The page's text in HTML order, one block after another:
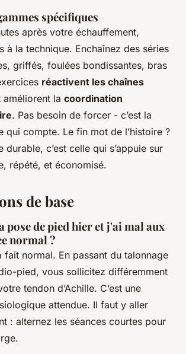
spécifiques
après votre échauffement,
à la technique. Enchaînez des séries
griffés, foulées bondissantes, bras
réactivent les chaînes
améliorent la coordination
. Pas besoin de forcer - c’est la
qui compte. Le fin mot de l’histoire ?
durable, c’est celle qui s’appuie sur
répété, et économisé.
de base
pose de pied hier et j'ai mal aux
normal ?
fait normal. En passant du talonnage
pied, vous sollicitez différemment
tendon d’Achille. C’est une
attendue. Il faut y aller
: alternez les séances courtes pour